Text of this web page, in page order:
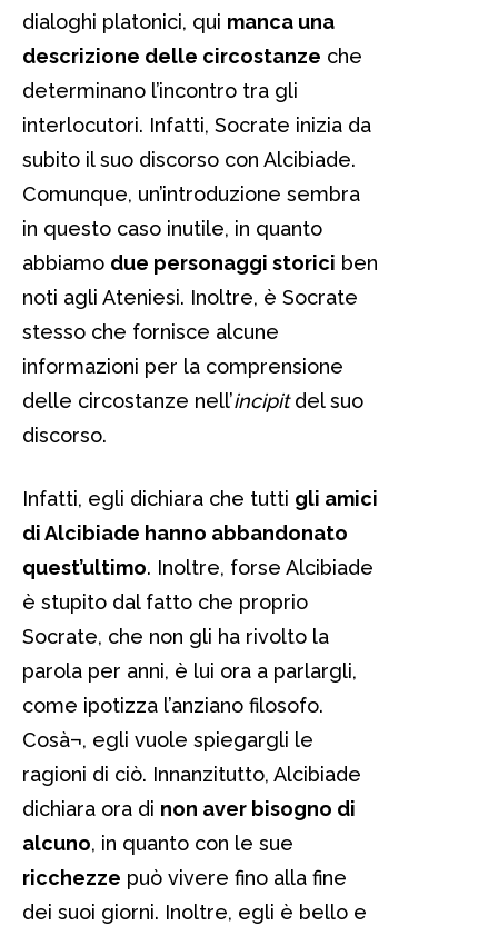
dialoghi platonici, qui manca una
descrizione delle circostanze che
determinano l’incontro tra gli
interlocutori. Infatti, Socrate inizia da
subito il suo discorso con Alcibiade.
Comunque, un’introduzione sembra
in questo caso inutile, in quanto
abbiamo due personaggi storici ben
noti agli Ateniesi. Inoltre, è Socrate
stesso che fornisce alcune
informazioni per la comprensione
delle circostanze nell’incipitdel suo
discorso.
Infatti, egli dichiara che tutti gli amici
di Alcibiade hanno abbandonato
quest’ultimo. Inoltre, forse Alcibiade
è stupito dal fatto che proprio
Socrate, che non gli ha rivolto la
parola per anni, è lui ora a parlargli,
come ipotizza l’anziano filosofo.
Cosà¬, egli vuole spiegargli le
ragioni di ciò. Innanzitutto, Alcibiade
dichiara ora di non aver bisogno di
alcuno, in quanto con le sue
ricchezze può vivere fino alla fine
dei suoi giorni. Inoltre, egli è bello e